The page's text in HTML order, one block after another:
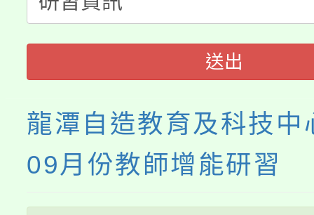
者。
份教師研習
會
程
送出
龍潭自造教育及科技
09月份教師增能研習